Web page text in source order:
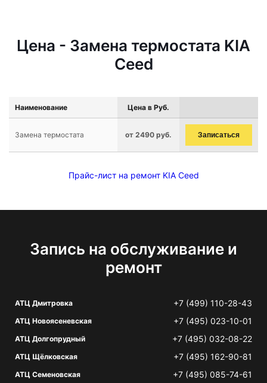
Цена - Замена термостата KIA
Ceed
Наименование Цена в Руб.
Замена термостата от 2490 руб. Записаться
Прайс-лист на ремонт KIA Ceed
Запись на обслуживание и
ремонт
АТЦ Дмитровка +7 (499) 110-28-43
АТЦ Новоясеневская +7 (495) 023-10-01
АТЦ Долгопрудный +7 (495) 032-08-22
АТЦ Щёлковская +7 (495) 162-90-81
АТЦ Семеновская +7 (495) 085-74-61